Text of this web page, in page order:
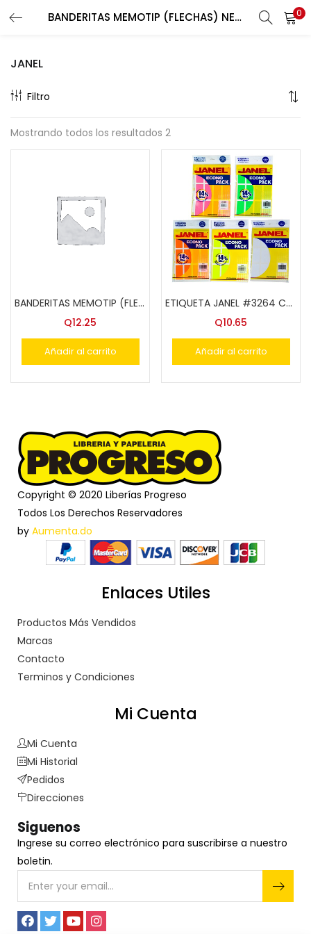
BANDERITAS MEMOTIP (FLECHAS) NEON PLAST.1/2,125 U. 0
Buscar
LOGIN REGISTER
Enter your username and password to login.
Lost password?
JANEL
Filtro
Mostrando todos los resultados 2
BANDERITAS MEMOTIP (FLECHAS) NEON PLAST.1/2,125 U.
Q12.25
Añadir al carrito
ETIQUETA JANEL #3264 COLORES
Q10.65
Añadir al carrito
Copyright © 2020 Liberías Progreso
Todos Los Derechos Reservadores
by Aumenta.do
Enlaces Utiles
Productos Más Vendidos
Marcas
Contacto
Terminos y Condiciones
Mi Cuenta
Mi Cuenta
Mi Historial
Pedidos
Direcciones
Siguenos
Ingrese su correo electrónico para suscribirse a nuestro
boletin.